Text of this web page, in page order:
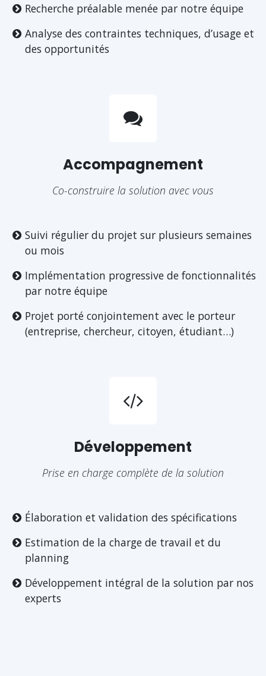
Recherche préalable menée par notre équipe
Analyse des contraintes techniques, d’usage et
des opportunités
Accompagnement
Co-construire la solution avec vous
Suivi régulier du projet sur plusieurs semaines
ou mois
Implémentation progressive de fonctionnalités
par notre équipe
Projet porté conjointement avec le porteur
(entreprise, chercheur, citoyen, étudiant…)
Développement
Prise en charge complète de la solution
Élaboration et validation des spécifications
Estimation de la charge de travail et du
planning
Développement intégral de la solution par nos
experts